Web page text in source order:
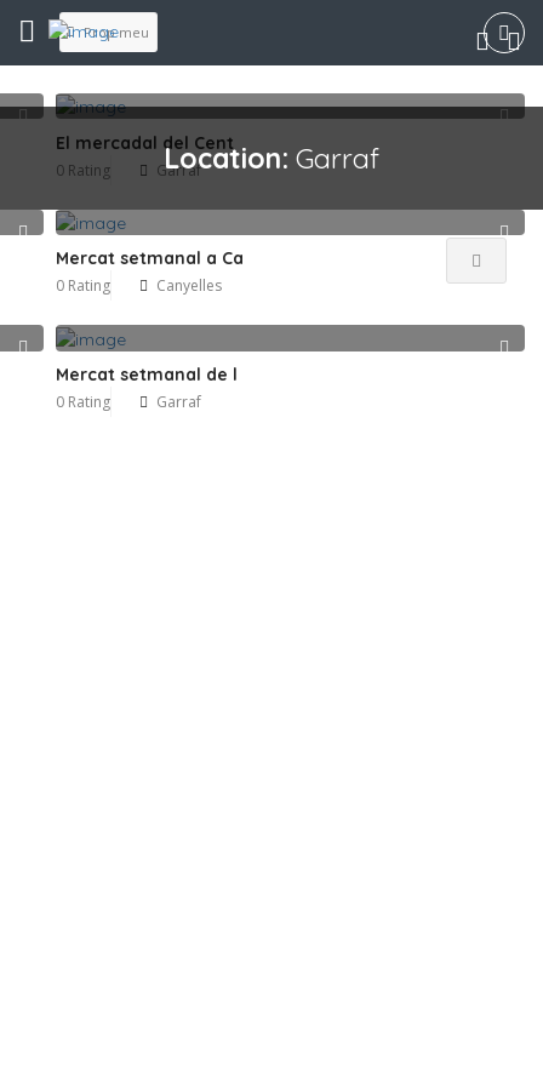
Location: Garraf
Prop meu
El mercadal del Cent
0 Rating Garraf
Mercat setmanal a Ca
0 Rating Canyelles
Mercat setmanal de l
0 Rating Garraf